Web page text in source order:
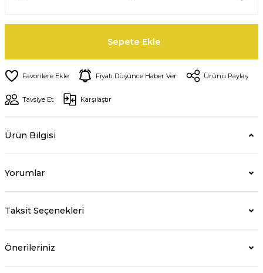
Sepete Ekle
Fiyatı Düşünce Haber Ver Ürünü Paylaş
Tavsiye Et Karşılaştır
Ürün Bilgisi
Yorumlar
Taksit Seçenekleri
Önerileriniz